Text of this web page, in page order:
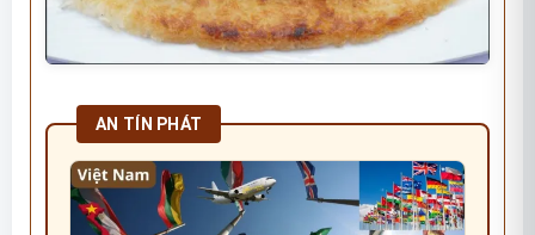
AN TÍN PHÁT